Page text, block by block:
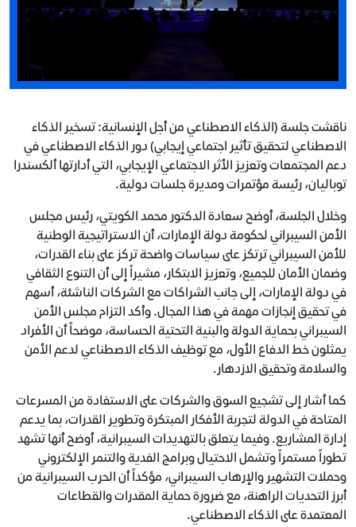
ناقشت جلسة (الذكاء الاصطناعي من أجل الإنسانية: تسخير الذكاء
الاصطناعي لتحقيق تأثير اجتماعي إيجابي) دور الذكاء الاصطناعي في
دعم المجتمعات وتعزيز الأثر الاجتماعي الإيجابي، التي أدارتها ألكسندرا
توباليان، رئيسة مؤتمرات ومديرة جلسات دولية.
وخلال الجلسة، أوضح سعادة الدكتور محمد الكويتي، رئيس مجلس
الأمن السيبراني لحكومة دولة الإمارات، أن الاستراتيجية الوطنية
للأمن السيبراني ترتكز على سياسات واضحة تركز على بناء القدرات،
وضمان الأمان للجميع، وتعزيز الابتكار، مشيراً إلى أن التنوع الثقافي
في دولة الإمارات، إلى جانب الشراكات مع الشركات الناشئة، أسهم
في تحقيق إنجازات مهمة في هذا المجال. وأكد التزام مجلس الأمن
السيبراني بحماية الدولة والبنية التحتية الحساسة، موضحاً أن الأفراد
يمثلون خط الدفاع الأول، مع توظيف الذكاء الاصطناعي لدعم الأمن
والسلامة وتحقيق الازدهار.
كما أشار إلى تشجيع السوق والشركات على الاستفادة من المسرعات
المتاحة في الدولة لتجربة الأفكار المبتكرة وتطوير القدرات، بما يدعم
إدارة المشاريع. وفيما يتعلق بالتهديدات السيبرانية، أوضح أنها تشهد
تطوراً مستمراً وتشمل الاحتيال وبرامج الفدية والتنمر الإلكتروني
وحملات التشهير والإرهاب السيبراني، مؤكداً أن الحرب السيبرانية من
أبرز التحديات الراهنة، مع ضرورة حماية المقدرات والقطاعات
المعتمدة على الذكاء الاصطناعي.